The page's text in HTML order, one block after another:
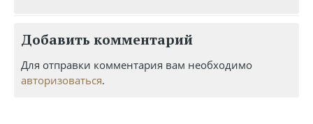
Добавить комментарий
Для отправки комментария вам необходимо
авторизоваться.